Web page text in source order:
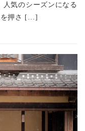
気のシーズンになる
を押さ […]